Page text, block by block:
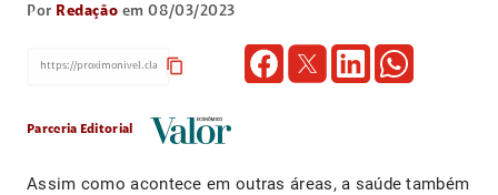
Por Redação em 08/03/2023
content_copy
Parceria Editorial
Assim como acontece em outras áreas, a saúde também